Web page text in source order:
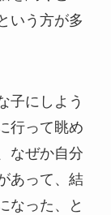
いう方が多
子にしよう
行って眺め
なぜか自分
あって、結
なった、と